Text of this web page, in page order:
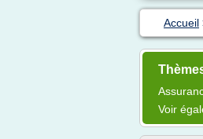
Accueil
Voir